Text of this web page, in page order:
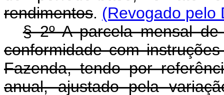
rendimentos. (Revogado pelo
§ 2º A parcela mensal
conformidade com
Fazenda, tendo por
anual, ajustado pela